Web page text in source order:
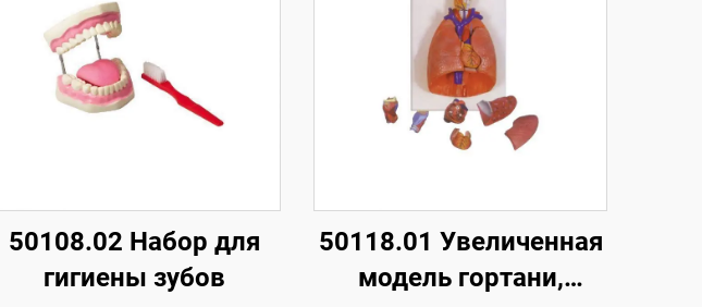
50108.02 Набор для
гигиены зубов
50118.01 Увеличенная
модель гортани,